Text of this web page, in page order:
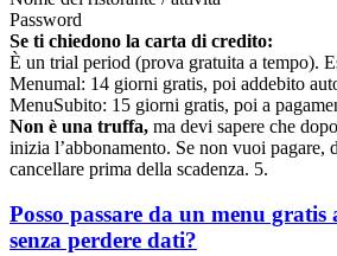
Password
Se ti chiedono la carta di credito:
È un trial period (prova gratuita a tempo).
Menumal: 14 giorni gratis, poi addebito
MenuSubito: 15 giorni gratis, poi a
Non è una truffa, ma devi sapere che
inizia l’abbonamento. Se non vuoi pagare,
cancellare prima della scadenza. 5.
Posso passare da un menu
senza perdere dati?